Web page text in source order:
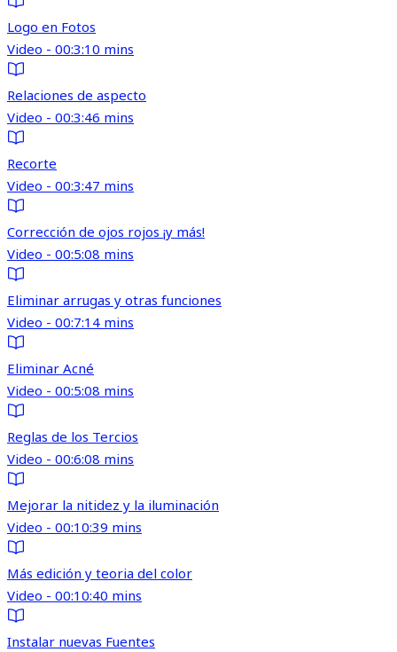
Logo en Fotos
Video - 00:3:10 mins
Relaciones de aspecto
Video - 00:3:46 mins
Recorte
Video - 00:3:47 mins
Corrección de ojos rojos ¡y más!
Video - 00:5:08 mins
Eliminar arrugas y otras funciones
Video - 00:7:14 mins
Eliminar Acné
Video - 00:5:08 mins
Reglas de los Tercios
Video - 00:6:08 mins
Mejorar la nitidez y la iluminación
Video - 00:10:39 mins
Más edición y teoria del color
Video - 00:10:40 mins
Instalar nuevas Fuentes